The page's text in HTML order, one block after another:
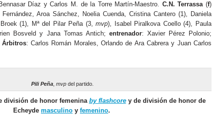
Díaz y Carlos M. de la Torre Martín-Maestro. C.N. Terrassa(f)
Aroa Sánchez, Noelia Cuenda, Cristina Cantero (1), Daniela
(1), Mª del Pilar Peña (3,mvp), Isabel Piralkova Coello (4), Paula
Bosveld y Jana Tomas Antich; entrenador: Xavier Pérez Polonio;
Árbitros: Carlos Román Morales, Orlando de Ara Cabrera y Juan Carlos
Pili Peña, mvpdel partido.
división de honor femeninaby flashcorey de división de honor de
Echeyde masculino y femenino.